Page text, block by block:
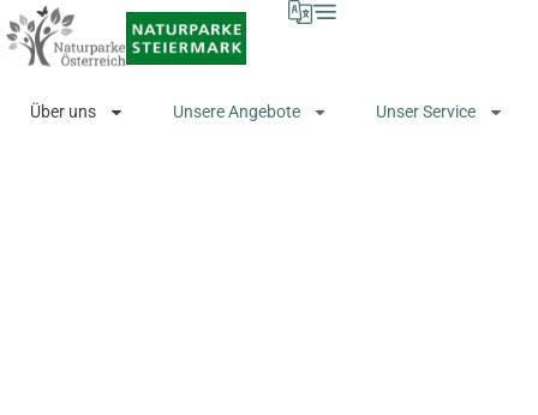
Über uns Unsere Angebote Unser Service